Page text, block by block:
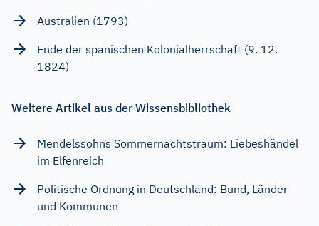
Australien (1793)
Ende der spanischen Kolonialherrschaft (9. 12.
1824)
Weitere Artikel aus der Wissensbibliothek
Mendelssohns Sommernachtstraum: Liebeshändel
im Elfenreich
Politische Ordnung in Deutschland: Bund, Länder
und Kommunen